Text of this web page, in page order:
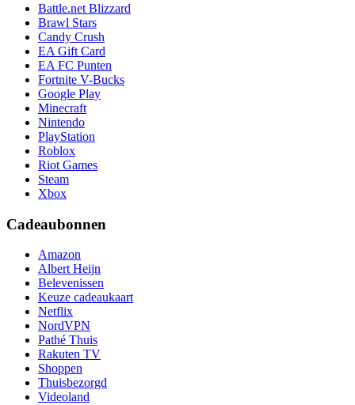
Battle.net Blizzard
Brawl Stars
Candy Crush
EA Gift Card
EA FC Punten
Fortnite V-Bucks
Google Play
Minecraft
Nintendo
PlayStation
Roblox
Riot Games
Steam
Xbox
Cadeaubonnen
Amazon
Albert Heijn
Belevenissen
Keuze cadeaukaart
Netflix
NordVPN
Pathé Thuis
Rakuten TV
Shoppen
Thuisbezorgd
Videoland